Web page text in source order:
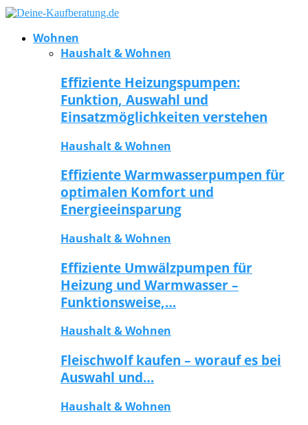
Wohnen
Haushalt & Wohnen
Effiziente Heizungspumpen:
Funktion, Auswahl und
Einsatzmöglichkeiten verstehen
Haushalt & Wohnen
Effiziente Warmwasserpumpen für
optimalen Komfort und
Energieeinsparung
Haushalt & Wohnen
Effiziente Umwälzpumpen für
Heizung und Warmwasser –
Funktionsweise,…
Haushalt & Wohnen
Fleischwolf kaufen – worauf es bei
Auswahl und…
Haushalt & Wohnen